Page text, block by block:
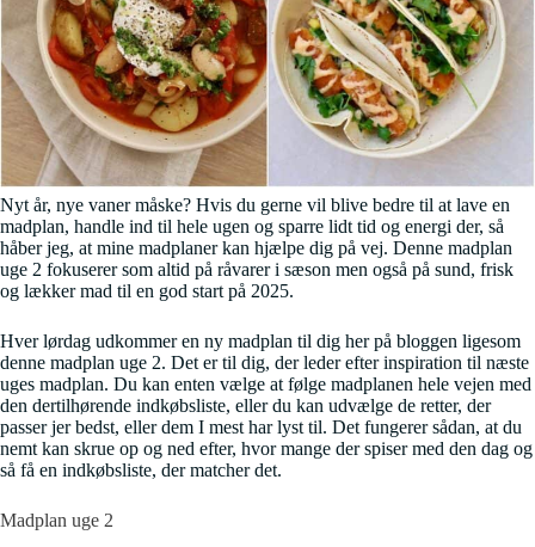
Nyt år, nye vaner måske? Hvis du gerne vil blive bedre til at lave en
madplan, handle ind til hele ugen og sparre lidt tid og energi der, så
håber jeg, at mine madplaner kan hjælpe dig på vej. Denne madplan
uge 2 fokuserer som altid på råvarer i sæson men også på sund, frisk
og lækker mad til en god start på 2025.
Hver lørdag udkommer en ny madplan til dig her på bloggen ligesom
denne madplan uge 2. Det er til dig, der leder efter inspiration til næste
uges madplan. Du kan enten vælge at følge madplanen hele vejen med
den dertilhørende indkøbsliste, eller du kan udvælge de retter, der
passer jer bedst, eller dem I mest har lyst til. Det fungerer sådan, at du
nemt kan skrue op og ned efter, hvor mange der spiser med den dag og
så få en indkøbsliste, der matcher det.
Madplan uge 2